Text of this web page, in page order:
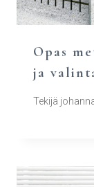
Opas
ja
Tekijä